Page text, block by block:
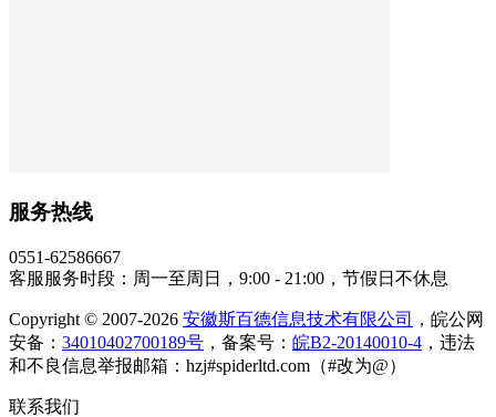
服务热线
0551-62586667
客服服务时段：周一至周日，9:00 - 21:00，节假日不休息
Copyright © 2007-2026 安徽斯百德信息技术有限公司
，皖公网
安备： 34010402700189号 ，备案号： 皖B2-20140010-4 ，违法
和不良信息举报邮箱：hzj#spiderltd.com（#改为@）
联系我们